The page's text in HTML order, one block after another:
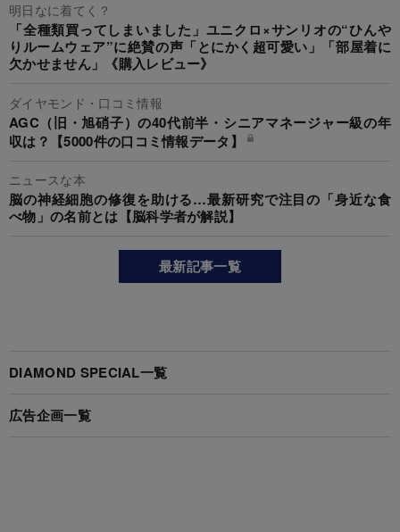
明日なに着てく？
「全種類買ってしまいました」ユニクロ×サンリオの“ひんや
りルームウェア”に絶賛の声「とにかく超可愛い」「部屋着に
欠かせません」《購入レビュー》
ダイヤモンド・口コミ情報
AGC（旧・旭硝子）の40代前半・シニアマネージャー級の年
収は？【5000件の口コミ情報データ】
ニュースな本
脳の神経細胞の修復を助ける…最新研究で注目の「身近な食
べ物」の名前とは【脳科学者が解説】
最新記事一覧
DIAMOND SPECIAL一覧
広告企画一覧